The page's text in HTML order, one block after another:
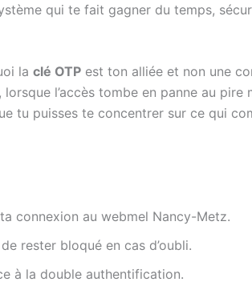
qui te fait gagner du temps,
la clé OTP est ton alliée et non une
l’accès tombe en panne au pire
tu puisses te concentrer sur ce qui
connexion au webmel Nancy-Metz.
rester bloqué en cas d’oubli.
à la double authentification.